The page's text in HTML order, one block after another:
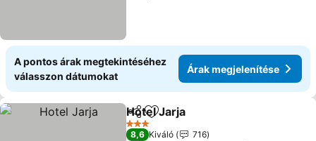
A pontos árak megtekintéséhez
válasszon dátumokat
Árak megjelenítése
Megosztás
Hozzáadás a kedvencekhez
Hotel Jarja
3 Kategória
8,6 Kiváló
716